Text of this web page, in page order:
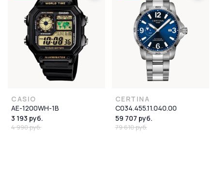
CASIO
AE-1200WH-1B
3 193 руб.
4 990 руб.
CERTINA
C034.455.11.040.00
59 707 руб.
79 610 руб.